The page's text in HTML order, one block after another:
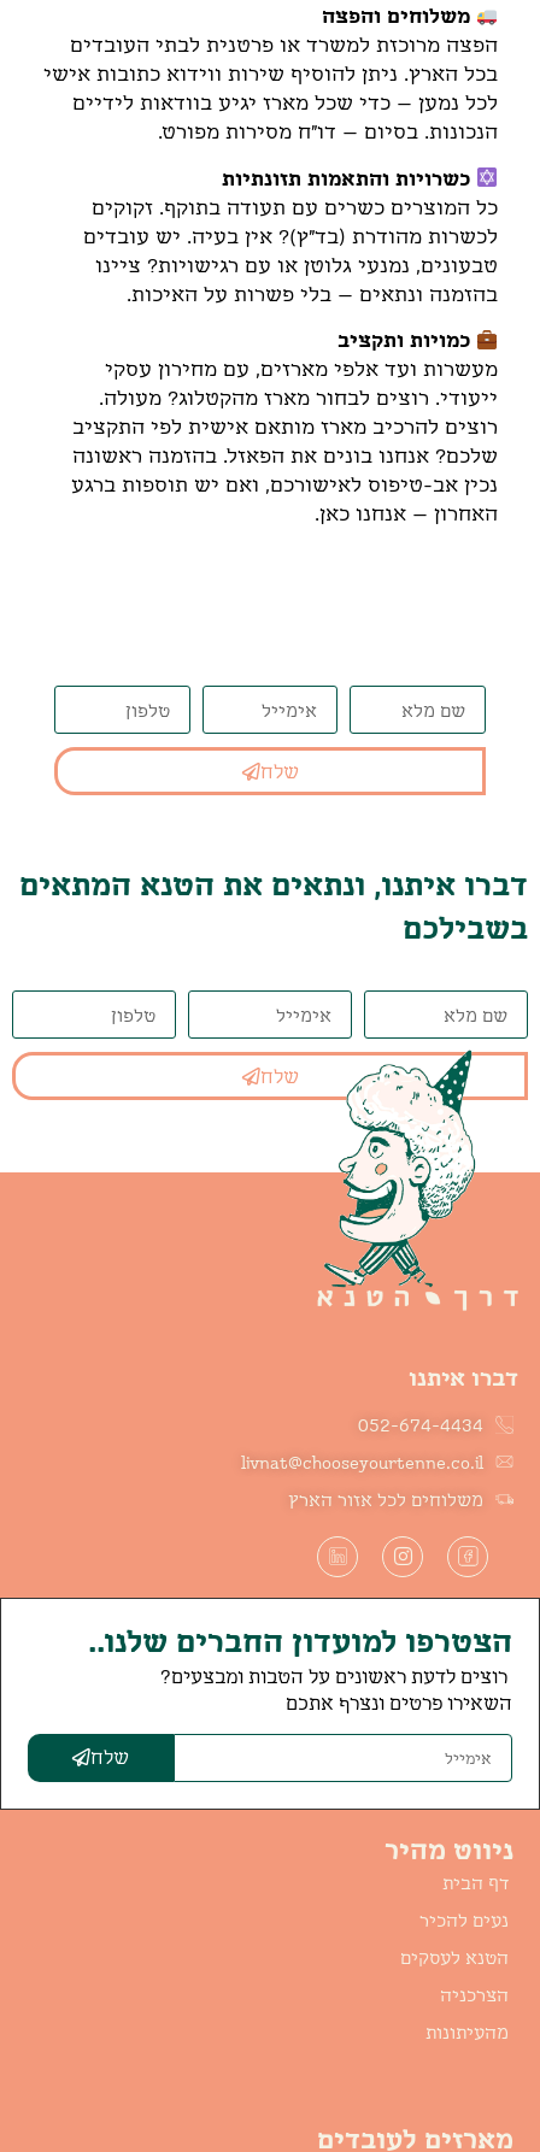
משלוחים והפצה
הפצה מרוכזת למשרד או פרטנית לבתי העובדים
בכל הארץ. ניתן להוסיף שירות ווידוא כתובות אישי
לכל נמען – כדי שכל מארז יגיע בוודאות לידיים
הנכונות. בסיום – דו"ח מסירות מפורט.
כשרויות והתאמות תזונתיות
כל המוצרים כשרים עם תעודה בתוקף. זקוקים
לכשרות מהודרת (בד"ץ)? אין בעיה. יש עובדים
טבעונים, נמנעי גלוטן או עם רגישויות? ציינו
בהזמנה ונתאים – בלי פשרות על האיכות.
כמויות ותקציב
מעשרות ועד אלפי מארזים, עם מחירון עסקי
ייעודי. רוצים לבחור מארז מהקטלוג? מעולה.
רוצים להרכיב מארז מותאם אישית לפי התקציב
שלכם? אנחנו בונים את הפאזל. בהזמנה ראשונה
נכין אב-טיפוס לאישורכם, ואם יש תוספות ברגע
האחרון – אנחנו כאן.
שלח
דברו איתנו, ונתאים את הטנא המתאים
בשבילכם
שלח
דברו איתנו
052-674-4434
livnat@chooseyourtenne.co.il
משלוחים לכל אזור הארץ
הצטרפו למועדון החברים שלנו..
רוצים לדעת ראשונים על הטבות ומבצעים?
השאירו פרטים ונצרף אתכם
שלח
ניווט מהיר
דף הבית
נעים להכיר
הטנא לעסקים
הצרכניה
מהעיתונות
מארזים לעובדים